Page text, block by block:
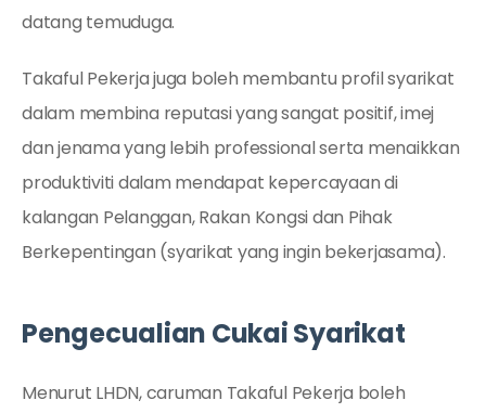
datang temuduga.
Takaful Pekerja juga boleh membantu profil syarikat
dalam membina reputasi yang sangat positif, imej
dan jenama yang lebih professional serta menaikkan
produktiviti dalam mendapat kepercayaan di
kalangan Pelanggan, Rakan Kongsi dan Pihak
Berkepentingan (syarikat yang ingin bekerjasama).
Pengecualian Cukai Syarikat
Menurut LHDN, caruman Takaful Pekerja boleh